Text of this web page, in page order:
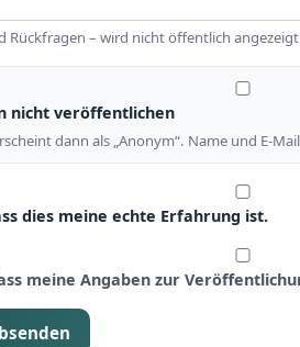
Rückfragen – wird nicht öffentlich
nicht veröffentlichen
dann als „Anonym“. Name und E-
dies meine echte Erfahrung ist.
meine Angaben zur